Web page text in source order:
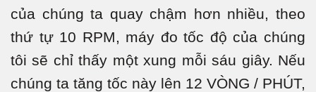
của chúng ta quay chậm hơn nhiều, theo
thứ tự 10 RPM, máy đo tốc độ của chúng
tôi sẽ chỉ thấy một xung mỗi sáu giây. Nếu
chúng ta tăng tốc này lên 12 VÒNG / PHÚT,